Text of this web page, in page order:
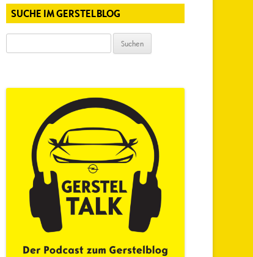
SUCHE IM GERSTELBLOG
nach: